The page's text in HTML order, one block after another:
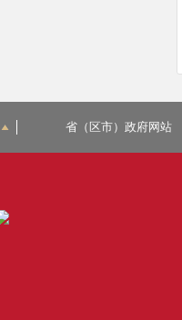
省（区市）政府网站